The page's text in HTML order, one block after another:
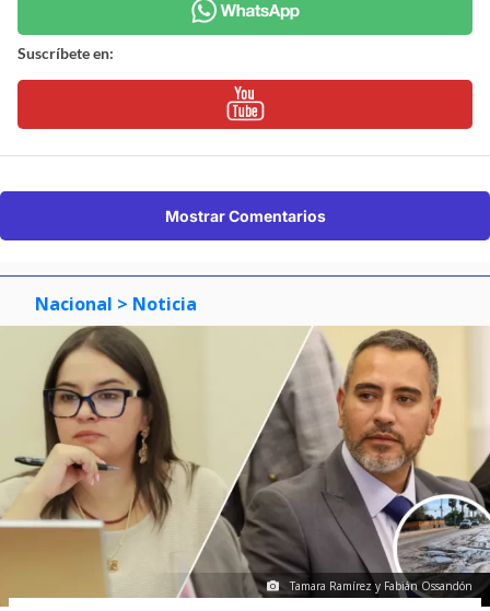
Suscríbete en:
Mostrar Comentarios
Nacional > Noticia
Tamara Ramírez y Fabián Ossandón